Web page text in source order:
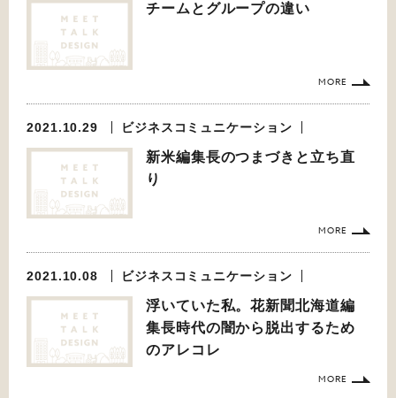
チームとグループの違い
MORE
2021.10.29 ビジネスコミュニケーション
新米編集長のつまづきと立ち直
り
MORE
2021.10.08 ビジネスコミュニケーション
浮いていた私。花新聞北海道編
集長時代の闇から脱出するため
のアレコレ
MORE